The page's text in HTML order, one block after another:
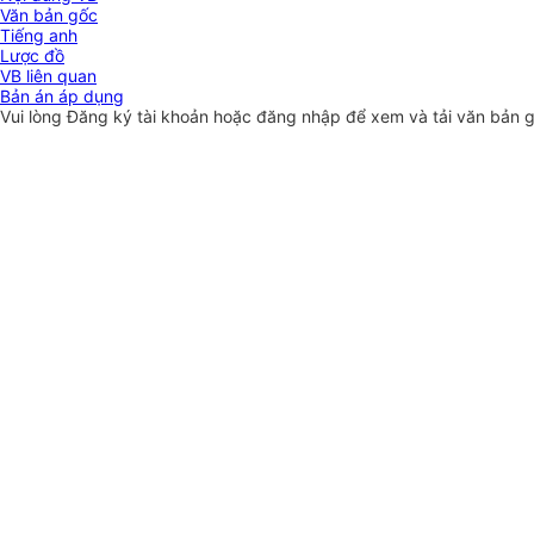
Văn bản gốc
Tiếng anh
Lược đồ
VB liên quan
Bản án áp dụng
Vui lòngĐăng ký tài khoản hoặc đăng nhập để xem và tải văn bản